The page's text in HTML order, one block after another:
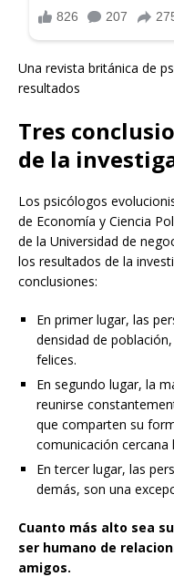
Una revista británica de
resultados
Tres
de la
Los psicólogos
de Economía y Ciencia
de la Universidad de
los resultados de la
conclusiones:
En primer lugar, las
densidad de
felices.
En segundo lugar, la
reunirse
que comparten su
comunicación cercana
En tercer lugar, las
demás, son una
Cuanto más alto sea
ser humano de
amigos.